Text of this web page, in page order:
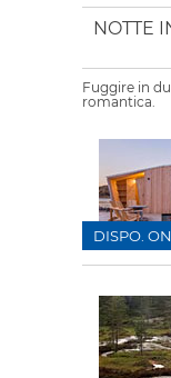
NOTTE
Fuggire in
romantica.
DISPO.